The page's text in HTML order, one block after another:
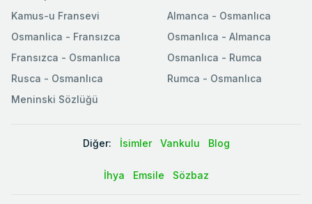
Kamus-u Fransevi
Osmanlica - Fransızca
Fransızca - Osmanlıca
Rusca - Osmanlıca
Meninski Sözlüğü
Almanca - Osmanlıca
Osmanlıca - Almanca
Osmanlıca - Rumca
Rumca - Osmanlıca
Diğer: İsimler Vankulu Blog
İhya Emsile Sözbaz